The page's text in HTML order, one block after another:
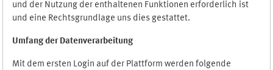
und der Nutzung der enthaltenen Funktionen erforderlich ist
und eine Rechtsgrundlage uns dies gestattet.
Umfang der Datenverarbeitung
Mit dem ersten Login auf der Plattform werden folgende